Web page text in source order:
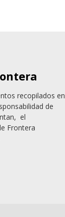
recopilados en
de
el
Frontera